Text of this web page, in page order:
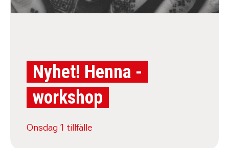
Nyhet! Henna -
workshop
Onsdag 1 tillfälle